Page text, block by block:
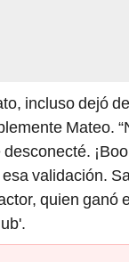
incluso dejó
Mateo.
validación.
quien ganó